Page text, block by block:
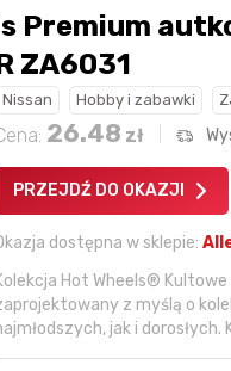
Premium
ZA6031
Nissan Hobby i zabawki
26.48 zł
PRZEJDŹ DO OKAZJI
dostępna w sklepie:
Hot Wheels®
z myślą o
jak i dorosłych.
trudlewski
krzychu77
kaczorek231997
Agata_Wa